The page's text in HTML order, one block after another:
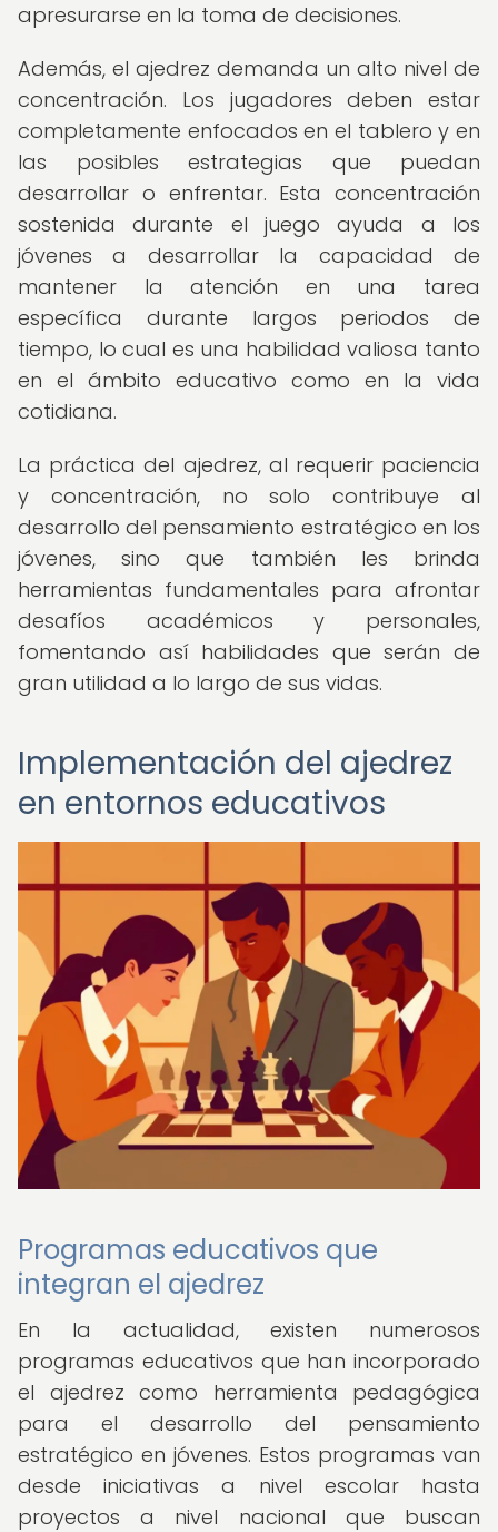
apresurarse en la toma de decisiones.
Además, el ajedrez demanda un alto nivel de
concentración. Los jugadores deben estar
completamente enfocados en el tablero y en
las posibles estrategias que puedan
desarrollar o enfrentar. Esta concentración
sostenida durante el juego ayuda a los
jóvenes a desarrollar la capacidad de
mantener la atención en una tarea
específica durante largos periodos de
tiempo, lo cual es una habilidad valiosa tanto
en el ámbito educativo como en la vida
cotidiana.
La práctica del ajedrez, al requerir paciencia
y concentración, no solo contribuye al
desarrollo del pensamiento estratégico en los
jóvenes, sino que también les brinda
herramientas fundamentales para afrontar
desafíos académicos y personales,
fomentando así habilidades que serán de
gran utilidad a lo largo de sus vidas.
Implementación del ajedrez
en entornos educativos
Programas educativos que
integran el ajedrez
En la actualidad, existen numerosos
programas educativos que han incorporado
el ajedrez como herramienta pedagógica
para el desarrollo del pensamiento
estratégico en jóvenes. Estos programas van
desde iniciativas a nivel escolar hasta
proyectos a nivel nacional que buscan